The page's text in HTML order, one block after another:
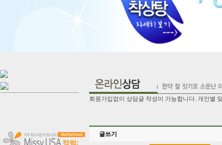
회원가입없이 상담글 작성이 가능합니다. 개인별
글쓰기